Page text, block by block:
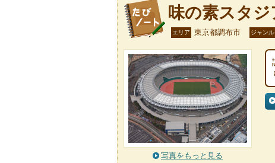
味の素スタジ
エリア 東京都調布市 ジャンル
写真をもっと見る